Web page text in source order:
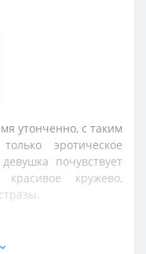
утонченно, с таким
эротическое
почувствует
кружево,